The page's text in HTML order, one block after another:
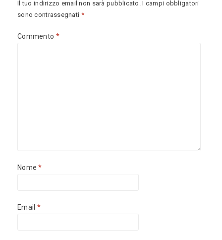
Il tuo indirizzo email non sarà pubblicato. I campi obbligatori
sono contrassegnati *
Commento *
Nome*
Email *